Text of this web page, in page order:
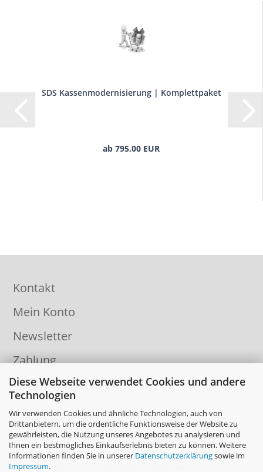
Diese Webseite verwendet Cookies und andere
Technologien
Wir verwenden Cookies und ähnliche Technologien, auch von
Drittanbietern, um die ordentliche Funktionsweise der Website zu
gewährleisten, die Nutzung unseres Angebotes zu analysieren und
Ihnen ein bestmögliches Einkaufserlebnis bieten zu können. Weitere
Informationen finden Sie in unserer Datenschutzerklärungsowie im
Impressum.
SDS Kassenmodernisierung | Komplettpaket
ab 795,00 EUR
Kontakt
Mein Konto
Newsletter
Zahlung
Informationen
Die Inhalte dieser Seiten sind urheberrechtlich, als wesentliche Teile